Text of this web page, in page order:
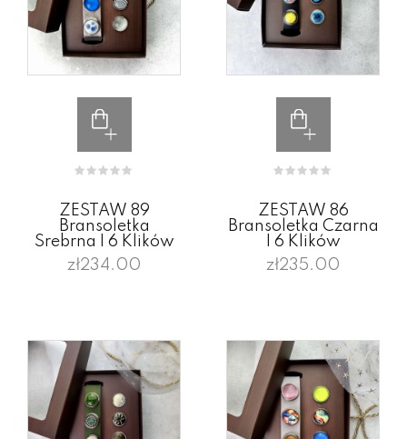
ZESTAW 89
Bransoletka
Srebrna I 6 Klików
zł234.00
ZESTAW 86
Bransoletka Czarna
I 6 Klików
zł235.00